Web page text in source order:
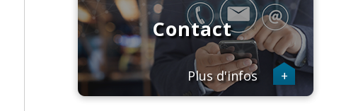
Contact
Plus d'infos +